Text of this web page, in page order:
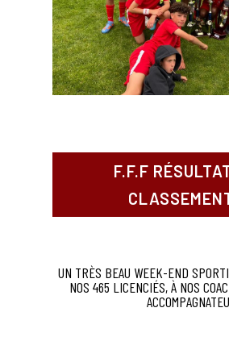
F.F.F
UN TRÈS BEAU WEEK-END
NOS 465 LICENCIÉS, À NOS